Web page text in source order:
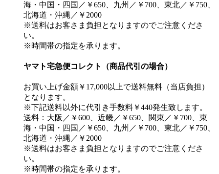
海・中国・四国／￥650、九州／￥700、東北／￥750、
北海道・沖縄／￥2000
※送料はお客さま負担となりますのでご注意くださ
い。
※時間帯の指定を承ります。
ヤマト宅急便コレクト（商品代引の場合）
お買い上げ金額￥17,000以上で送料無料（当店負担）
となります。
※下記送料以外に代引き手数料￥440発生致します。
送料：大阪／￥600、近畿／￥650、関東／￥700、東
海・中国・四国／￥650、九州／￥700、東北／￥750、
北海道・沖縄／￥2000
※送料はお客さま負担となりますのでご注意くださ
い。
※時間帯の指定を承ります。